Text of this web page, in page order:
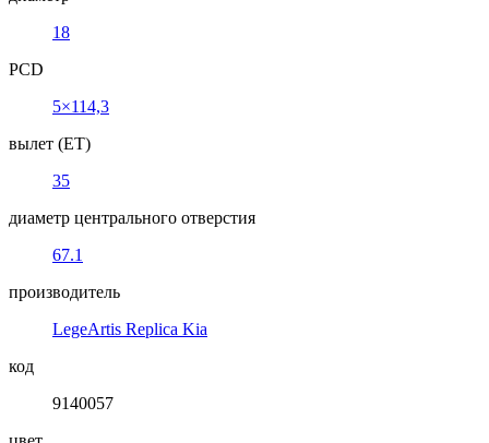
18
PCD
5×114,3
вылет (ET)
35
диаметр центрального отверстия
67.1
производитель
LegeArtis Replica Kia
код
9140057